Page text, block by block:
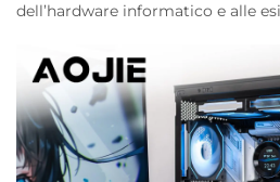
dell’hardware informatico e alle